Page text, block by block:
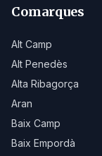
Comarques
Alt Camp
Alt Penedès
Alta Ribagorça
Aran
Baix Camp
Baix Empordà